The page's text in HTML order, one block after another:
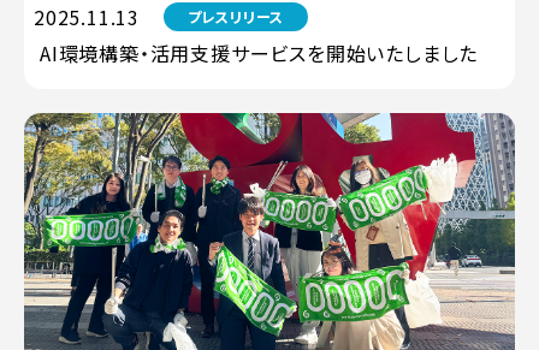
2025.11.13 プレスリリース
AI環境構築・活用支援サービスを開始いたしました